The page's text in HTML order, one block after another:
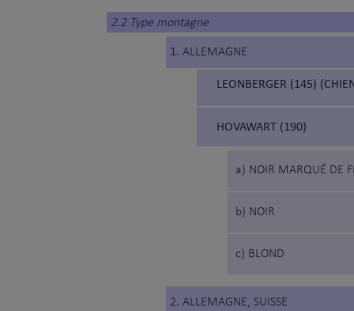
2.2 Type montagne
1. ALLEMAGNE
LEONBERGER (145)
HOVAWART (190)
a) NOIR MARQUÉ DE
b) NOIR
c) BLOND
2. ALLEMAGNE, SUISSE